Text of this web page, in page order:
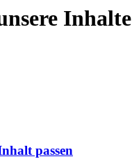
Inhalte
passen